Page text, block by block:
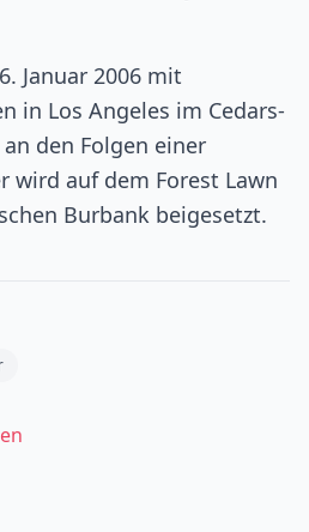
Januar 2006 mit
in Los Angeles im Cedars-
den Folgen einer
wird auf dem Forest Lawn
Burbank beigesetzt.